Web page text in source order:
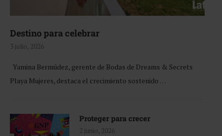
Destino para celebrar
3 julio, 2026
Yamina Bermúdez, gerente de Bodas de Dreams & Secrets
Playa Mujeres, destaca el crecimiento sostenido …
Proteger para crecer
2 junio, 2026